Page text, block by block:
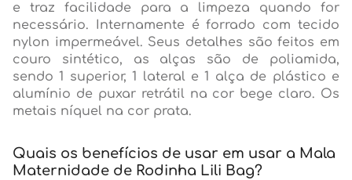
e traz facilidade para a limpeza quando for
necessário. Internamente é forrado com tecido
nylon impermeável. Seus detalhes são feitos em
couro sintético, as alças são de poliamida,
sendo 1 superior, 1 lateral e 1 alça de plástico e
alumínio de puxar retrátil na cor bege claro. Os
metais níquel na cor prata.
Quais os benefícios de usar em usar a Mala
Maternidade de Rodinha Lili Bag?